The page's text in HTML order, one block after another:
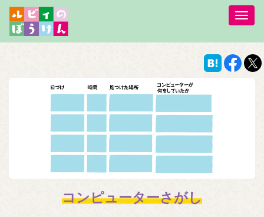
コンピューターさがし